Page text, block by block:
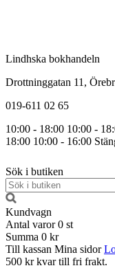
Lindhska bokhandeln
Drottninggatan 11,
019-611 02 65
10:00 - 18:00 10:00 -
18:00 10:00 - 16:00
Sök i butiken
Kundvagn
Antal varor 0 st
Summa 0 kr
Till kassan Mina sidor
500 kr kvar till fri frakt.